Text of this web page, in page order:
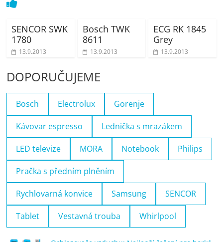
SENCOR SWK
1780
13.9.2013
Bosch TWK
8611
13.9.2013
ECG RK 1845
Grey
13.9.2013
DOPORUČUJEME
Bosch Electrolux Gorenje
Kávovar espresso Lednička s mrazákem
LED televize MORA Notebook Philips
Pračka s předním plněním
Rychlovarná konvice Samsung SENCOR
Tablet Vestavná trouba Whirlpool